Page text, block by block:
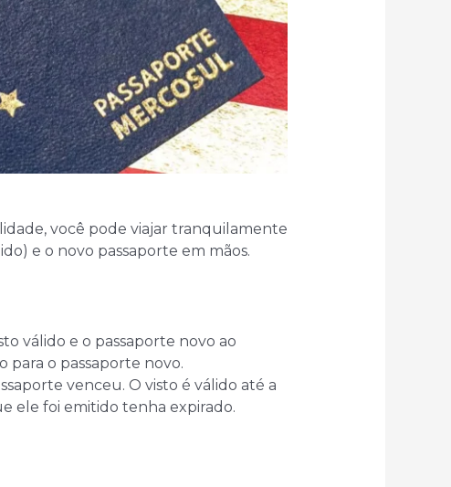
você pode viajar tranquilamente
e o novo passaporte em mãos.
válido e o passaporte novo ao
para o passaporte novo.
venceu. O visto é válido até a
ele foi emitido tenha expirado.